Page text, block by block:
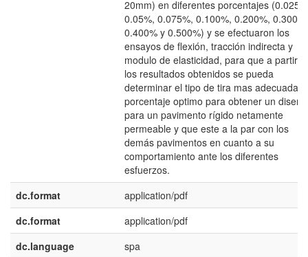
20mm) en diferentes porcentajes
0.05%, 0.075%, 0.100%, 0.200%, 0.300%,
0.400% y 0.500%) y se efectuaron los
ensayos de flexión, tracción indirecta y
modulo de elasticidad, para que a partir
los resultados obtenidos se pueda
determinar el tipo de tira mas adecuada
porcentaje optimo para obtener un diseño
para un pavimento rígido netamente
permeable y que este a la par con los
demás pavimentos en cuanto a su
comportamiento ante los diferentes
esfuerzos.
dc.format
application/pdf
dc.format
application/pdf
dc.language
spa